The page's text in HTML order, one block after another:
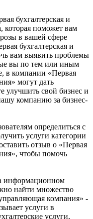
бухгалтерская и
которая поможет вам
в вашей сфере
бухгалтерская и
вам выявить проблемы
вы по тем или иным
в компании «Первая
могут дать
улучшить свой бизнес и
компанию за бизнес-
определиться с
услуги категории
отзыв о «Первая
чтобы помочь
информационном
найти множество
компания» -
услуги в
услуги,